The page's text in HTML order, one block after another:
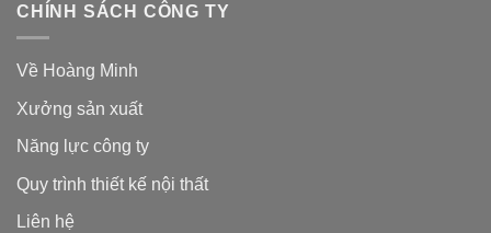
CHÍNH SÁCH CÔNG TY
Về Hoàng Minh
Xưởng sản xuất
Năng lực công ty
Quy trình thiết kế nội thất
Liên hệ